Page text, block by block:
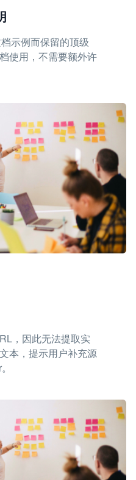
示例而保留的顶级
使用，不需要额外许
，因此无法提取实
本，提示用户补充源